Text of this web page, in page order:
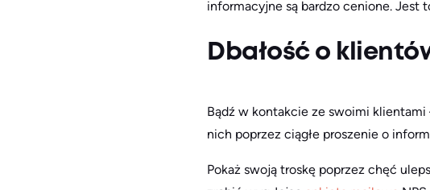
informacyjne są bardzo cenione. Jest
Dbałość o
Bądź w kontakcie ze swoimi
nich poprzez ciągłe proszenie o
Pokaż swoją troskę poprzez chęć